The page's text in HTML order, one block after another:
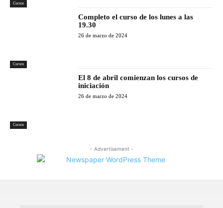
Cursos
Cursos
Completo el curso de los lunes a las
19.30
26 de marzo de 2024
Cursos
El 8 de abril comienzan los cursos de
iniciación
26 de marzo de 2024
- Advertisement -